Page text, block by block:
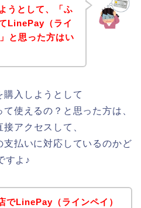
うとして、「ふ
LinePay（ライ
と思った方はい
入しようとして
使えるの？と思った方は、
アクセスして、
払いに対応しているのかど
すよ♪
でLinePay（ラインペイ）